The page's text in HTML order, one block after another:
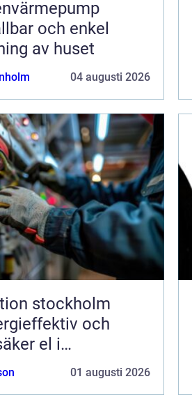
och enkel
av huset
04 augusti 2026
stockholm
och
el i
01 augusti 2026